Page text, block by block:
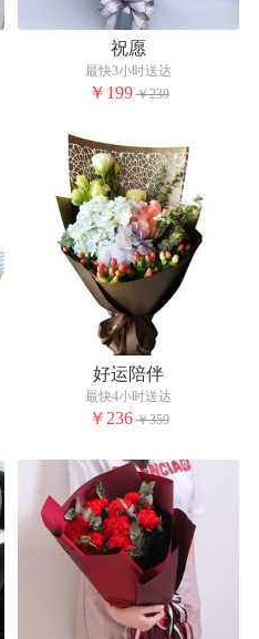
祝愿
最快3小时送达
￥199 ￥239
好运陪伴
最快4小时送达
￥236 ￥359